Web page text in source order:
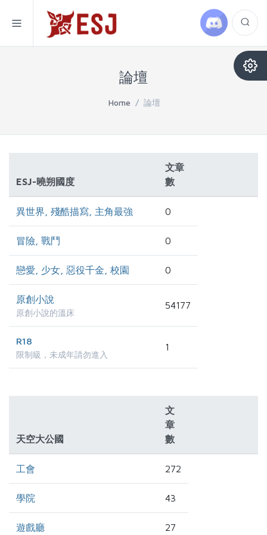
論壇
Home / 論壇
ESJ-曉朔國度
文章
數
異世界, 殘酷描寫, 主角最強 0
冒險, 戰鬥 0
戀愛, 少女, 惡役千金, 校園 0
原創小說
原創小說的溫床
54177
R18
限制級，未成年請勿進入
1
天空大公國
文
章
數
工會 272
學院 43
遊戲廳 27